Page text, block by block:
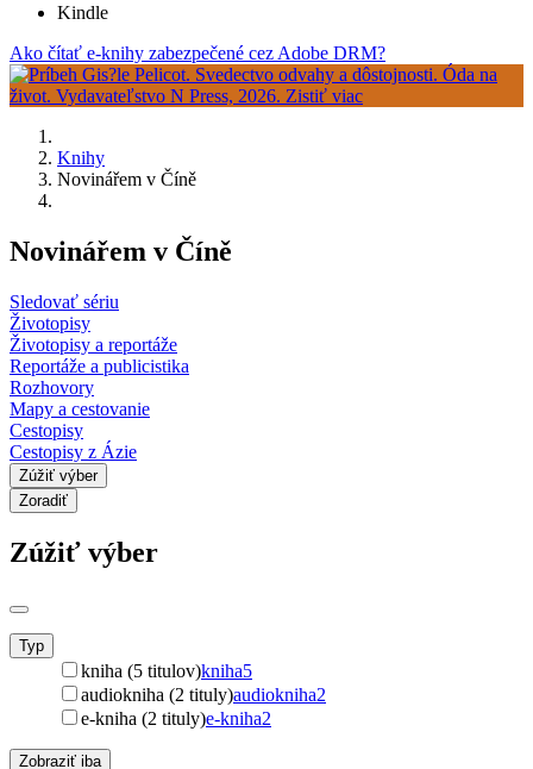
Kindle
Ako čítať e-knihy zabezpečené cez Adobe DRM?
Knihy
Novinářem v Číně
Novinářem v Číně
Sledovať sériu
Životopisy
Životopisy a reportáže
Reportáže a publicistika
Rozhovory
Mapy a cestovanie
Cestopisy
Cestopisy z Ázie
Zúžiť výber
Zoradiť
Zúžiť výber
Typ
kniha (5 titulov)kniha5
audiokniha (2 tituly)audiokniha2
e-kniha (2 tituly)e-kniha2
Zobraziť iba